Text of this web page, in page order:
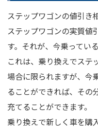
ステップワゴンの値引き
ステップワゴンの実質値
す。それが、今乗ってい
これは、乗り換えでステ
場合に限られますが、今
ることができれば、その
充てることができます。
乗り換えで新しく車を購